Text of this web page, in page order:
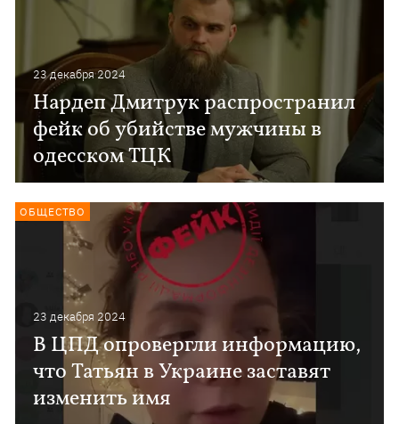
23 декабря 2024
Нардеп Дмитрук распространил
фейк об убийстве мужчины в
одесском ТЦК
23 декабря 2024
В ЦПД опровергли информацию,
что Татьян в Украине заставят
изменить имя
ОБЩЕСТВО